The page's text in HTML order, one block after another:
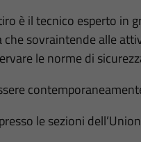
è il tecnico esperto in
che sovraintende alle
le norme di
le sezioni